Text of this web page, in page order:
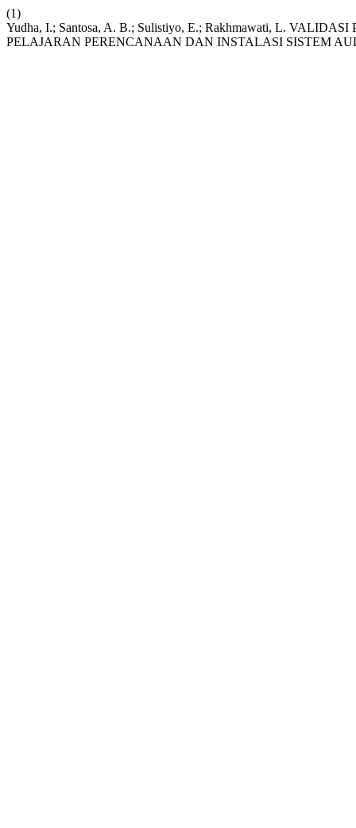
(1)
Yudha, I.; Santosa, A. B.; Sulistiyo, E.; Rakhmawati, L.
PELAJARAN PERENCANAAN DAN INSTALASI SISTEM